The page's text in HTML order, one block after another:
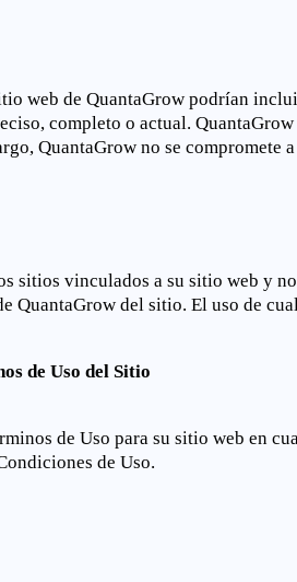
web de QuantaGrow podrían
completo o actual.
QuantaGrow no se compromete
sitios vinculados a su sitio web y
QuantaGrow del sitio. El uso de
de Uso del Sitio
de Uso para su sitio web en
de Uso.